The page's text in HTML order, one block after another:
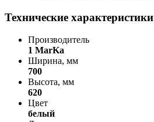
Технические характеристики
Производитель
1 MarKa
Ширина, мм
700
Высота, мм
620
Цвет
белый